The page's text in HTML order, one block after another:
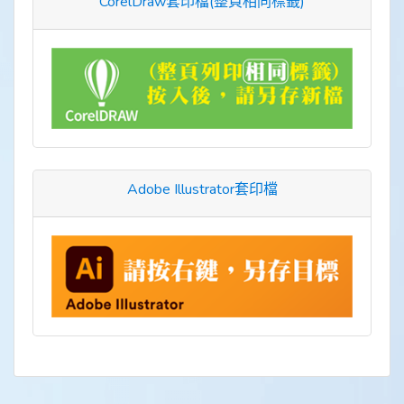
Adobe Illustrator套印檔